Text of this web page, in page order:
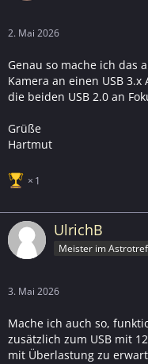
2. Mai 2026
Genau so mache ich das
Kamera an einen USB
die beiden USB 2.0 an
Grüße
Hartmut
1
UlrichB
Meister im
3. Mai 2026
Mache ich auch so,
zusätzlich zum USB mit
mit Überlastung zu